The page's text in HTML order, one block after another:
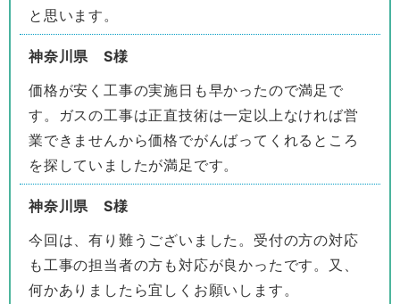
と思います。
神奈川県 S様
価格が安く工事の実施日も早かったので満足で
す。ガスの工事は正直技術は一定以上なければ営
業できませんから価格でがんばってくれるところ
を探していましたが満足です。
神奈川県 S様
今回は、有り難うございました。受付の方の対応
も工事の担当者の方も対応が良かったです。又、
何かありましたら宜しくお願いします。